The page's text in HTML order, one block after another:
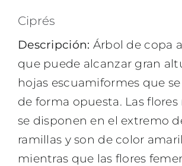
Ciprés
Descripción: Árbol de copa
que puede alcanzar gran
hojas escuamiformes que
de forma opuesta. Las
se disponen en el extremo
ramillas y son de color
mientras que las flores